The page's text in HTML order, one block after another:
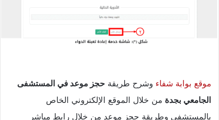
موقع بوابة شفاء وشرح طريقة حجز موعد في المستشفى
الجامعي بجدة من خلال الموقع الإلكتروني الخاص
بالمستشفى وطريقة حجز موعد من خلال رابط مباشر